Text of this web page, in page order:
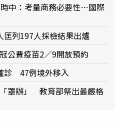
中：考量商務必要性…國際
列197人採檢結果出爐
公費疫苗2／9開放預約
診 47例境外移入
罩辦」 教育部祭出最嚴格